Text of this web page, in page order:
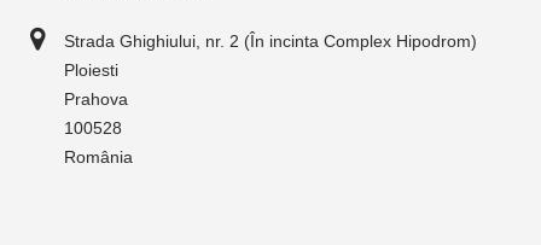
Strada Ghighiului, nr. 2 (În incinta Complex Hipodrom)
Ploiesti
Prahova
100528
România